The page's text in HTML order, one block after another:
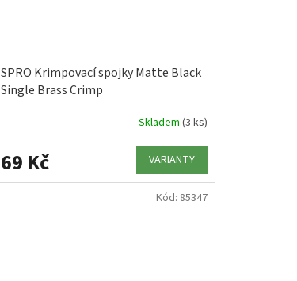
SPRO Krimpovací spojky Matte Black
Single Brass Crimp
Skladem (3 ks)
69 Kč VARIANTY
Kód: 85347